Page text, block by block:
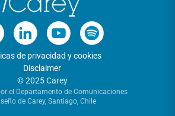
de privacidad y cookies
Disclaimer
© 2025 Carey
el Departamento de Comunicaciones
de Carey, Santiago, Chile